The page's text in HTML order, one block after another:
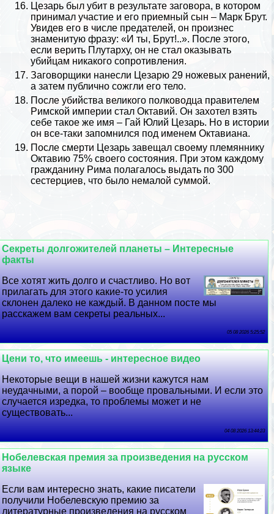
Цезарь был убит в результате заговора, в котором
принимал участие и его приемный сын – Марк Брут.
Увидев его в числе предателей, он произнес
знаменитую фразу: «И ты, Брут!..». После этого,
если верить Плутарху, он не стал оказывать
убийцам никакого сопротивления.
Заговорщики нанесли Цезарю 29 ножевых ранений,
а затем публично сожгли его тело.
После убийства великого полководца правителем
Римской империи стал Октавий. Он захотел взять
себе такое же имя – Гай Юлий Цезарь. Но в истории
он все-таки запомнился под именем Октавиана.
После cмepти Цезарь завещал своему племяннику
Октавию 75% своего состояния. При этом каждому
гражданину Рима полагалось выдать по 300
сестерциев, что было немалой суммой.
Секреты долгожителей планеты – Интересные
факты
Все хотят жить долго и счастливо. Но вот
прилагать для этого какие-то усилия
склонен далеко не каждый. В данном посте мы
расскажем вам секреты реальных...
05 08 2026 5:25:52
Цени то, что имеешь - интересное видео
Некоторые вещи в нашей жизни кажутся нам
неудачными, а порой – вообще провальными. И если это
случается изредка, то проблемы может и не
существовать...
04 08 2026 13:44:23
Нобелевская премия за произведения на русском
языке
Если вам интересно знать, какие писатели
получили Нобелевскую премию за
литературные произведения на русском